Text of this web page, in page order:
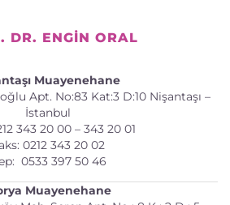
DR. ENGIN ORAL
Muayenehane
Apt. No:83 Kat:3 D:10 Nişantaşı –
İstanbul
343 20 00 – 343 20 01
0212 343 20 02
0533 397 50 46
Muayenehane